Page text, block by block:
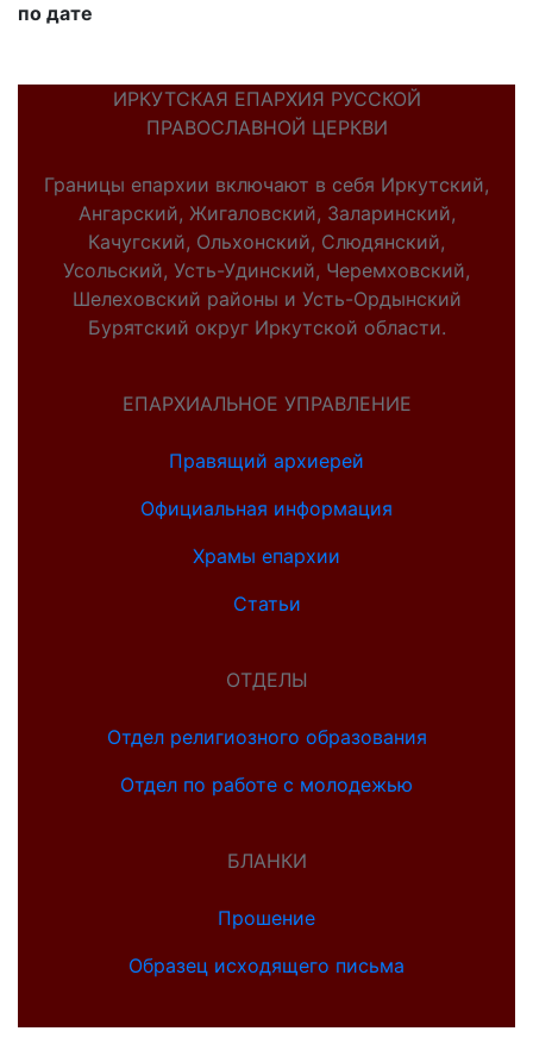
по дате
ИРКУТСКАЯ ЕПАРХИЯ РУССКОЙ
ПРАВОСЛАВНОЙ ЦЕРКВИ
Границы епархии включают в себя Иркутский,
Ангарский, Жигаловский, Заларинский,
Качугский, Ольхонский, Слюдянский,
Усольский, Усть-Удинский, Черемховский,
Шелеховский районы и Усть-Ордынский
Бурятский округ Иркутской области.
ЕПАРХИАЛЬНОЕ УПРАВЛЕНИЕ
Правящий архиерей
Официальная информация
Храмы епархии
Статьи
ОТДЕЛЫ
Отдел религиозного образования
Отдел по работе с молодежью
БЛАНКИ
Прошение
Образец исходящего письма